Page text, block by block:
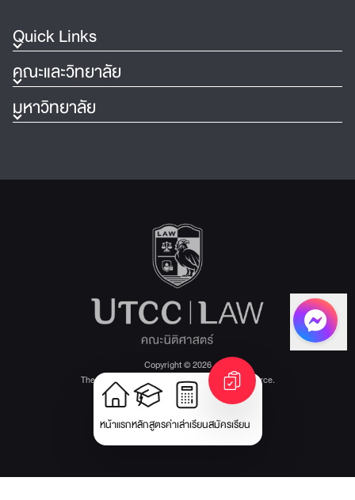
หน้าแรกหลักสูตรค่าเล่าเรียนสมัครเรียน
Quick Links
คณะและวิทยาลัย
มหาวิทยาลัย
Copyright © 2026
The University of the Thai Chamber of Commerce.
All rights reserved.
Version: v1.1.22
นโยบายการคุ้มครองข้อมูลส่วนบุคคล